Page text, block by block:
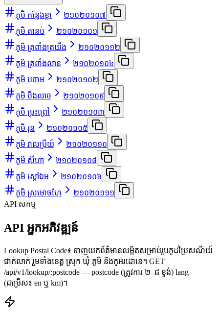
ភូមិ កន្លែងខ្លា
២១០២០១០៧
ភូមិ តានប់
២១០២០១០១
ភូមិ ត្រពាំងត្រយឹង
២១០២០១១២
ភូមិ ត្រពាំងលាន
២១០២០១០៤
ភូមិ បចាម
២១០២០១០២
ភូមិ បឹងលាច
២១០២០១០៩
ភូមិ ម្រះព្រៅ
២១០២០១០៣
ភូមិ រុន
២១០២០១០៥
ភូមិ វាលប្រីយ៍
២១០២០១១០
ភូមិ សីហា
២១០២០១០៨
ភូមិ ស្ដៅឯម
២១០២០១០៦
ភូមិ ស្រមោចហែ
២១០២០១១១
API សកម្ម
API អ្នកអភិវឌ្ឍន៍
Lookup Postal Code៖ ទាញយកព័ត៌មានលម្អិតសម្រាប់រូបកូដប្រៃសណីយ៍
ជាក់លាក់ រួមទាំងខេត្ត ស្រុក ឃុំ ភូមិ និងកូអរដោនេ។ GET
/api/v1/lookup/:postcode — postcode (ត្រូវការ ២–៨ ខ្ទង់) lang
(ជម្រើស៖ en ឬ km)។